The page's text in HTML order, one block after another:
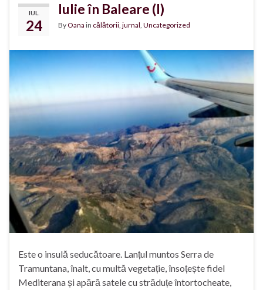
IUL.
24
Iulie în Baleare (I)
ByOana in călătorii, jurnal, Uncategorized
Este o insulă seducătoare. Lanțul muntos Serra de
Tramuntana, înalt, cu multă vegetație, însoțește fidel
Mediterana și apără satele cu străduțe întortocheate,